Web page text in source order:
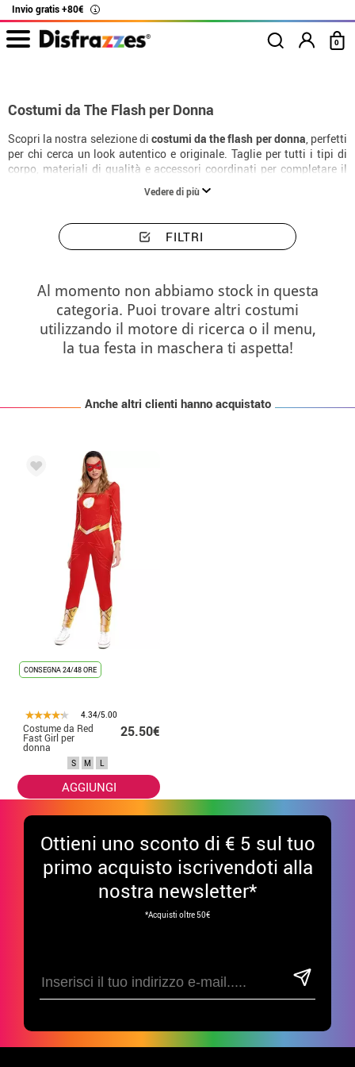
Invio gratis +80€ i
0
Costumi da The Flash per Donna
Scopri la nostra selezione di costumi da the flash per donna, perfetti
per chi cerca un look autentico e originale. Taglie per tutti i tipi di
corpo, materiali di qualità e accessori coordinati per completare il
Vedere di più
FILTRI
Al momento non abbiamo stock in questa
categoria. Puoi trovare altri costumi
utilizzando il motore di ricerca o il menu,
la tua festa in maschera ti aspetta!
Anche altri clienti hanno acquistato
CONSEGNA 24/48 ORE
4.34/5.00
Costume da Red
Fast Girl per
donna
25.50€
S M L
AGGIUNGI
Ottieni uno sconto di € 5 sul tuo
primo acquisto iscrivendoti alla
nostra newsletter*
*Acquisti oltre 50€